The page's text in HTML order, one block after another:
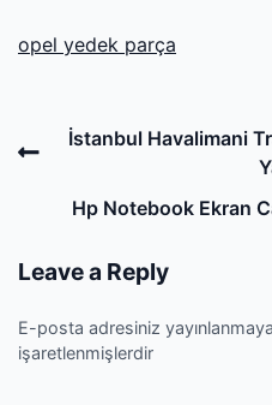
opel yedek parça
Post
Previousİstanbul Havalimani
Hp Notebook Ekran
Leave a Reply
E-posta adresiniz
işaretlenmişlerdir